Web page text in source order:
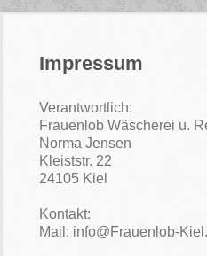
Impressum
Verantwortlich:
Frauenlob Wäscherei u.
Norma Jensen
Kleiststr. 22
24105 Kiel
Kontakt:
Mail: info@Frauenlob-